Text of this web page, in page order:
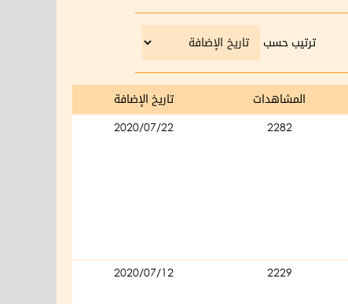
ترتيب حسب
المشاهدات
تاريخ الإضافة
2282
2020/07/22
2229
2020/07/12